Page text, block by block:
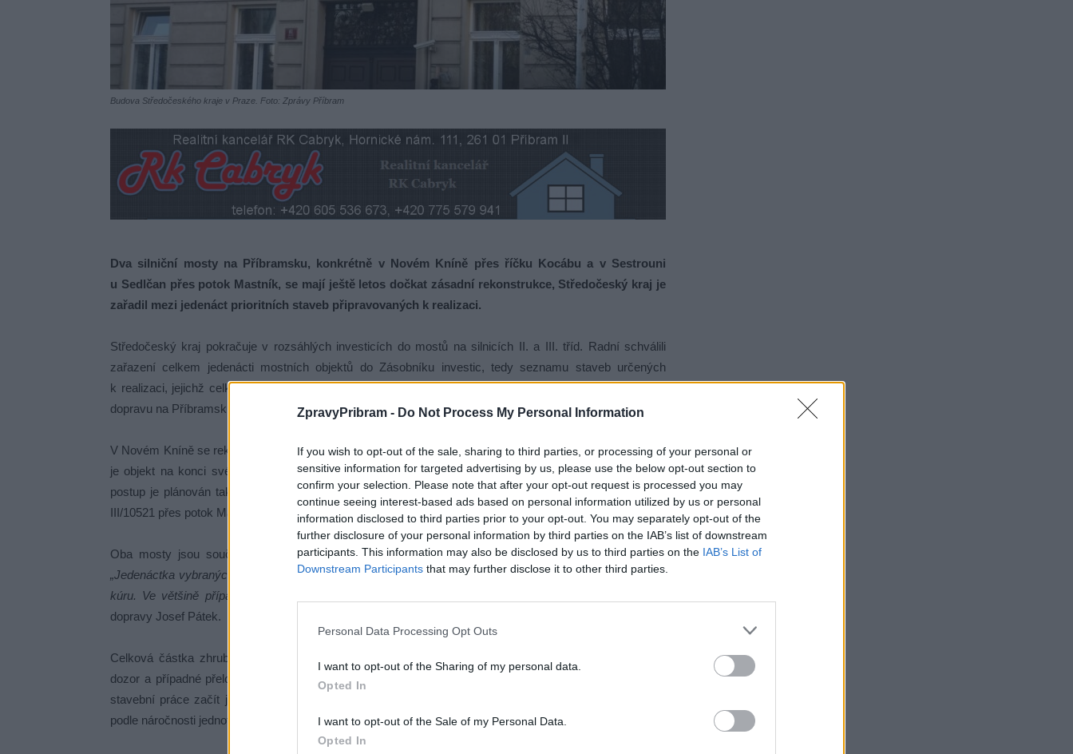
ZpravyPribram - Do Not Process My Personal Information
If you wish to opt-out of the sale, sharing to third parties, or processing of your personal or
sensitive information for targeted advertising by us, please use the below opt-out section to
confirm your selection. Please note that after your opt-out request is processed you may
continue seeing interest-based ads based on personal information utilized by us or personal
information disclosed to third parties prior to your opt-out. You may separately opt-out of the
further disclosure of your personal information by third parties on the IAB’s list of downstream
participants. This information may also be disclosed by us to third parties on the IAB’s List of
Downstream Participants that may further disclose it to other third parties.
Personal Data Processing Opt Outs
I want to opt-out of the Sharing of my personal data.
Opted In
I want to opt-out of the Sale of my Personal Data.
Opted In
Budova Středočeského kraje v Praze. Foto: Zprávy Příbram
Dva silniční mosty na Příbramsku, konkrétně v Novém Kníně přes říčku Kocábu a v Sestrouni
u Sedlčan přes potok Mastník, se mají ještě letos dočkat zásadní rekonstrukce, Středočeský kraj je
zařadil mezi jedenáct prioritních staveb připravovaných k realizaci.
Středočeský kraj pokračuje v rozsáhlých investicích do mostů na silnicích II. a III. tříd. Radní schválili
zařazení celkem jedenácti mostních objektů do Zásobníku investic, tedy seznamu staveb určených
k realizaci, jejichž celkové náklady přesahují 450 milionů korun. Mezi nimi jsou i dvě stavby důležité pro
dopravu na Příbramsku.
V Novém Kníně se rekonstrukce dotkne mostu na silnici II/116, který překračuje říčku Kocábu. Podle kraje
je objekt na konci své životnosti a počítá se s jeho demolicí a výstavbou zcela nového mostu. Stejný
postup je plánován také v Sestrouni na Sedlčansku, kde se bude bourat a znovu stavět most na silnici
III/10521 přes potok Mastník.
Oba mosty jsou součástí širší skupiny staveb, které už technicky nevyhovují současným nárokům.
„Jedenáctka vybraných mostů je na konci své životnosti, proto u nich připravujeme kompletní omlazovací
kúru. Ve většině případů půjde o demolici a výstavbu nových objektů,“
dopravy Josef Pátek.
Celková částka zhruba 450 milionů korun zahrnuje nejen samotné stavební práce, ale také technický
dozor a případné přeložky inženýrských sítí. Pokud se podaří zajistit financování podle plánu, mohly by
stavební práce začít ještě v letošním roce, u části mostů už na jaře. Termíny dokončení se budou lišit
podle náročnosti jednotlivých staveb, některé by mohly být hotové ještě letos, jiné v průběhu roku 2027.